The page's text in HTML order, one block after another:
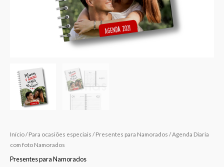
Início/Para ocasiões especiais /Presentes para Namorados / Agenda Diaria
com foto Namorados
Presentes para Namorados